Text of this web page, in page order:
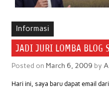
Informasi
JADI JURI LOMBA BLOG
Posted on March 6, 2009 by
Hari ini, saya baru dapat email